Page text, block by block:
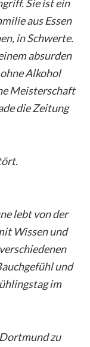
Sie ist ein
aus Essen
in Schwerte.
absurden
Alkohol
Meisterschaft
die Zeitung
lebt von der
Wissen und
und
im
zu